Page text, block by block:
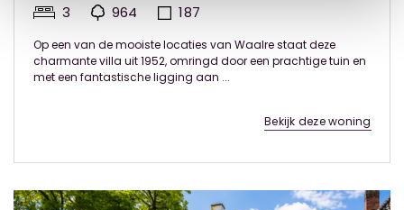
3 964 187
Op een van de mooiste locaties van Waalre staat deze
charmante villa uit 1952, omringd door een prachtige tuin en
met een fantastische ligging aan ...
Bekijk deze woning